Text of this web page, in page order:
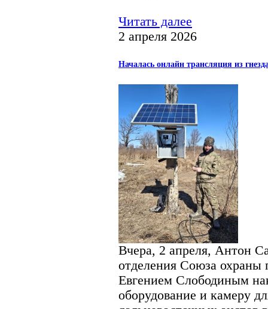
Читать далее
2 апреля 2026
Началась онлайн трансляция из
Вчера, 2 апреля, Антон
отделения Союза охраны
Евгением Слободиным
оборудование и камеру